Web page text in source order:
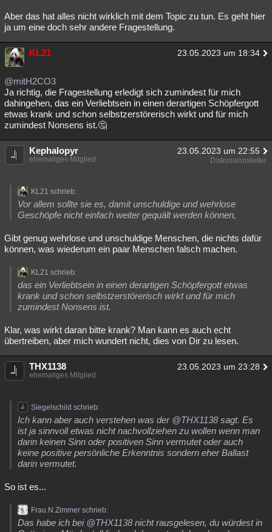
Aber das hat alles nicht wirklich mit dem Topic zu tun. Es geht hier
ja um eine doch sehr andere Fragestellung.
KL21 23.05.2023 um 18:34
@mitH2CO3
Ja richtig, die Fragestellung erledigt sich zumindest für mich
dahingehen, das ein Verliebtsein in einen derartigen Schöpfergott
etwas krank und schon selbstzerstörerisch wirkt und für mich
zumindest Nonsens ist.🤔
Kephalopyr 23.05.2023 um 22:55
ehemaliges Mitglied Diskussionsleiter
KL21 schrieb:
Vor allem sollte sie es, damit unschuldige und wehrlose
Geschöpfe nicht einfach weiter gequält werden können,
Gibt genug wehrlose und unschuldige Menschen, die nichts dafür
können, was wiederum ein paar Menschen falsch machen.
KL21 schrieb:
das ein Verliebtsein in einen derartigen Schöpfergott etwas
krank und schon selbstzerstörerisch wirkt und für mich
zumindest Nonsens ist.
Klar, was wirkt daran bitte krank? Man kann es auch echt
übertreiben, aber mich wundert nicht, dies von Dir zu lesen.
THX1138 23.05.2023 um 23:28
ehemaliges Mitglied
Siegelschild schrieb:
Ich kann aber auch verstehen was der @THX1138sagt. Es
ist ja sinnvoll etwas nicht nachvollziehen zu wollen wenn man
darin keinen Sinn oder positiven Sinn vermutet oder auch
keine positive persönliche Erkenntnis sondern eher Ballast
darin vermutet.
So ist es...
Frau.N.Zimmer schrieb:
Das habe ich bei @THX1138nicht rausgelesen, du würdest in